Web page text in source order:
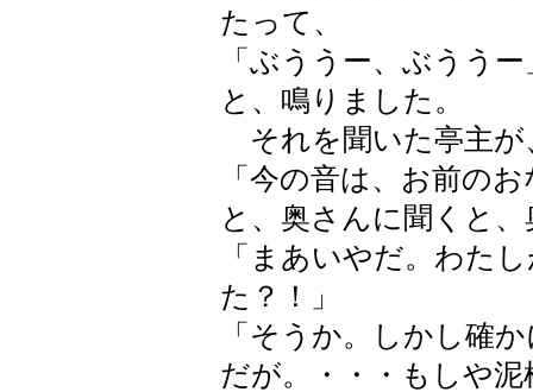
たって、
「ぶううー、ぶううー
と、鳴りました。
それを聞いた亭主が
「今の音は、お前の
と、奥さんに聞くと
「まあいやだ。わた
た？！」
「そうか。しかし確
だが。・・・もしや